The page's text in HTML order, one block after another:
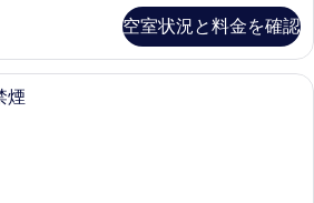
空室状況と料金を確認
スタンダードルーム3 禁煙 | セーフ
煙